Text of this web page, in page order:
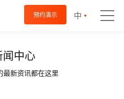
预约演示 中
闻中心
最新资讯都在这里